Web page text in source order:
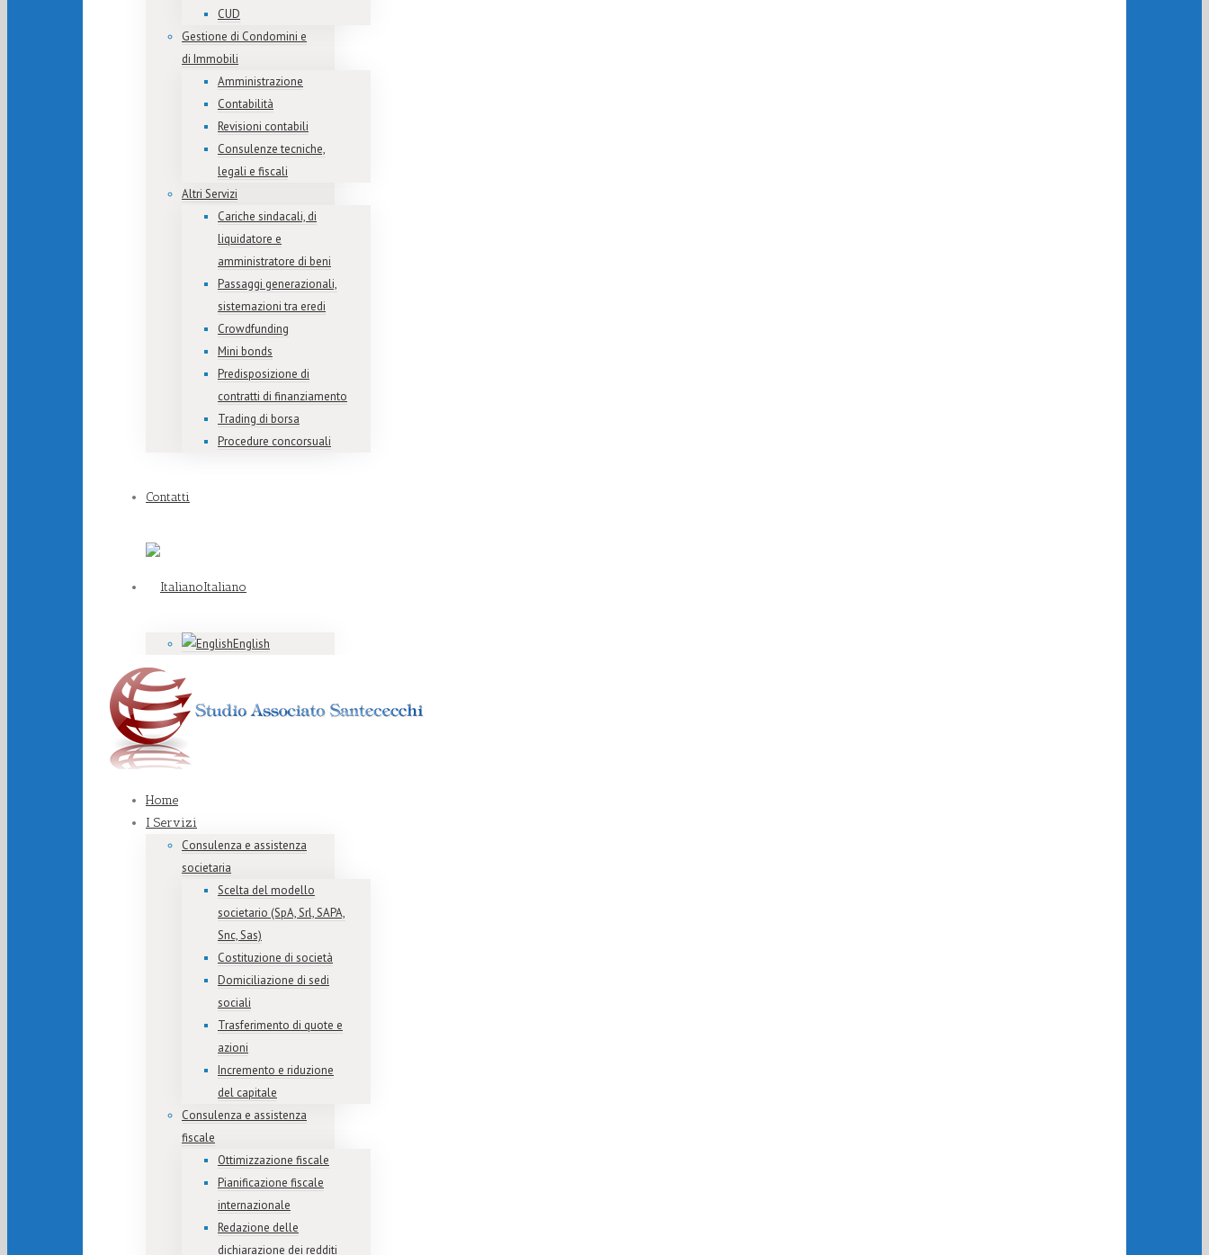
CUD
Gestione di Condomini e
di Immobili
Amministrazione
Contabilità
Revisioni contabili
Consulenze tecniche,
legali e fiscali
Altri Servizi
Cariche sindacali, di
liquidatore e
amministratore di beni
Passaggi generazionali,
sistemazioni tra eredi
Crowdfunding
Mini bonds
Predisposizione di
contratti di finanziamento
Trading di borsa
Procedure concorsuali
Contatti
Italiano
English
Home
I Servizi
Consulenza e assistenza
societaria
Scelta del modello
societario (SpA, Srl, SAPA,
Snc, Sas)
Costituzione di società
Domiciliazione di sedi
sociali
Trasferimento di quote e
azioni
Incremento e riduzione
del capitale
Consulenza e assistenza
fiscale
Ottimizzazione fiscale
Pianificazione fiscale
internazionale
Redazione delle
dichiarazione dei redditi